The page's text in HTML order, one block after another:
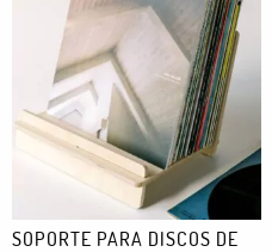
SOPORTE PARA DISCOS DE